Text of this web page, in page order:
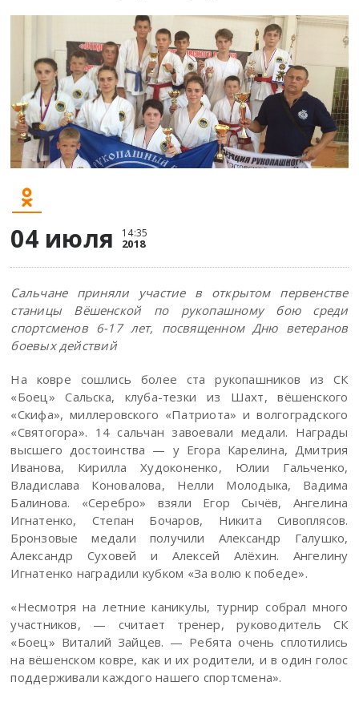
04 июля 14:35
2018
Сальчане приняли участие в открытом первенстве
станицы Вёшенской по рукопашному бою среди
спортсменов 6-17 лет, посвященном Дню ветеранов
боевых действий
На ковре сошлись более ста рукопашников из СК
«Боец» Сальска, клуба-тезки из Шахт, вёшенского
«Скифа», миллеровского «Патриота» и волгоградского
«Святогора». 14 сальчан завоевали медали. Награды
высшего достоинства — у Егора Карелина, Дмитрия
Иванова, Кирилла Худоконенко, Юлии Гальченко,
Владислава Коновалова, Нелли Молодыка, Вадима
Балинова. «Серебро» взяли Егор Сычёв, Ангелина
Игнатенко, Степан Бочаров, Никита Сивоплясов.
Бронзовые медали получили Александр Галушко,
Александр Суховей и Алексей Алёхин. Ангелину
Игнатенко наградили кубком «За волю к победе».
«Несмотря на летние каникулы, турнир собрал много
участников, — считает тренер, руководитель СК
«Боец» Виталий Зайцев. — Ребята очень сплотились
на вёшенском ковре, как и их родители, и в один голос
поддерживали каждого нашего спортсмена».